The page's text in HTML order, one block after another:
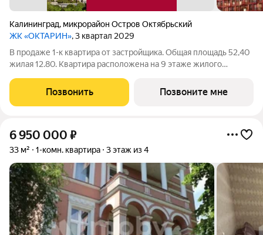
Калининград, микрорайон Остров Октябрьский
ЖК «ОКТАРИН», 3 квартал 2029
В продаже 1-к квартира от застройщика. Общая площадь 52,40
жилая 12.80. Квартира расположена на 9 этаже жилого
года. ОКТАРИН - масштабный жилой квартал площадью 7
гектаров, расположенный
Позвонить Позвоните мне
6 950 000 ₽
33 м² 1-комн. квартира 3 этаж из 4